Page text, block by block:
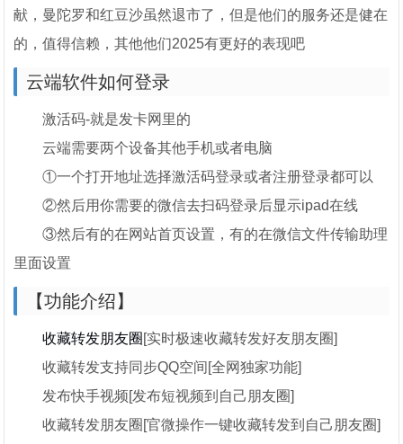
献，曼陀罗和红豆沙虽然退市了，但是他们的服务还是健在
的，值得信赖，其他他们2025有更好的表现吧
云端软件如何登录
激活码-就是发卡网里的
云端需要两个设备其他手机或者电脑
①一个打开地址选择激活码登录或者注册登录都可以
②然后用你需要的微信去扫码登录后显示ipad在线
③然后有的在网站首页设置，有的在微信文件传输助理
里面设置
【功能介绍】
收藏转发朋友圈 [实时极速收藏转发好友朋友圈]
收藏转发支持同步QQ空间[全网独家功能]
发布快手视频[发布短视频到自己朋友圈]
收藏转发朋友圈[官微操作一键收藏转发到自己朋友圈]